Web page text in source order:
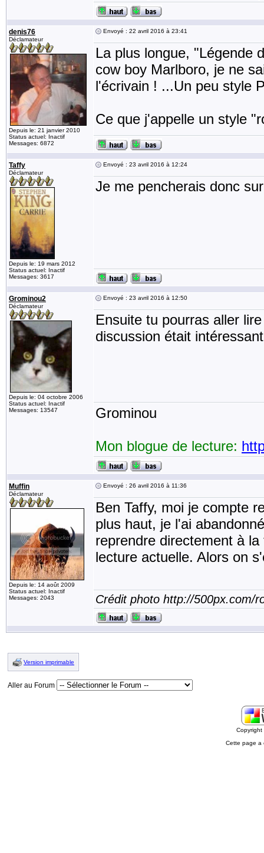
denis76
Déclamateur
Depuis le: 21 janvier 2010
Status actuel: Inactif
Messages: 6872
Envoyé : 22 avril 2016 à 23:41
La plus longue, "Légende
cow boy Marlboro, je ne
l'écrivain ! ...Un peu style
Ce que j'appelle un style
Taffy
Déclamateur
Depuis le: 19 mars 2012
Status actuel: Inactif
Messages: 3617
Envoyé : 23 avril 2016 à 12:24
Je me pencherais donc
Grominou2
Déclamateur
Depuis le: 04 octobre 2006
Status actuel: Inactif
Messages: 13547
Envoyé : 23 avril 2016 à 12:50
Ensuite tu pourras aller
discussion était
Grominou
Mon blogue de lecture:
Muffin
Déclamateur
Depuis le: 14 août 2009
Status actuel: Inactif
Messages: 2043
Envoyé : 26 avril 2016 à 11:36
Ben Taffy, moi je compte
plus haut, je l'ai
reprendre directement à
lecture actuelle. Alors on
Crédit photo http://500px.com/
Version imprimable
Aller au Forum
Cette page a